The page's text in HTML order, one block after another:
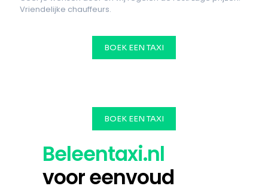
Vriendelijke chauffeurs.
BOEK EEN TAXI
BOEK EEN TAXI
Beleentaxi.nl
voor eenvoud